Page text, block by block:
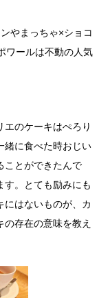
やまっちゃ×ショコ
ワールは不動の人気
エのケーキはぺろり
緒に食べた時おじい
ことができたんで
す。とても励みにも
にはないものが、カ
存在の意味を教え